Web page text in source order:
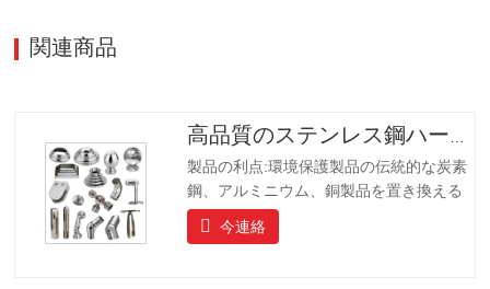
関連商品
製品の利点:環境保護製品の伝統的な炭素
鋼、アルミニウム、銅製品を置き換える
ことです、製品は長寿命を持っています
長寿命、美しい外観、耐酸性および耐ア
今連絡